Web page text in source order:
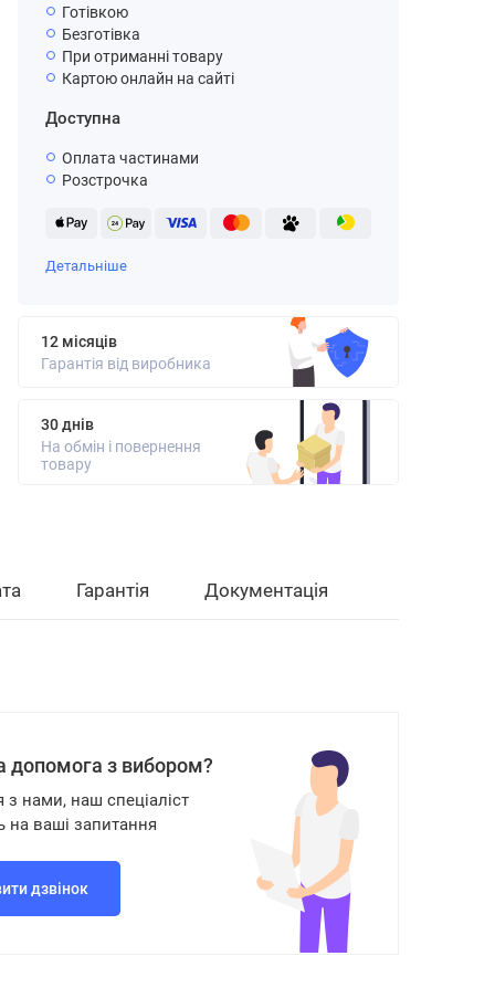
Готівкою
Безготівка
При отриманні товару
Картою онлайн на сайті
Доступна
Оплата частинами
Розстрочка
Детальніше
12 місяців
Гарантія від виробника
30 днів
На обмін і повернення
товару
Гарантія Документація
допомога з вибором?
з нами, наш спеціаліст
на ваші запитання
дзвінок